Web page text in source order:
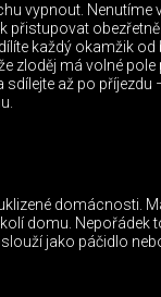
vypnout. Nenutíme
přistupovat
každý okamžik od
zloděj má volné
až po příjezdu
domácnosti.
domu. Nepořádek
jako páčidlo